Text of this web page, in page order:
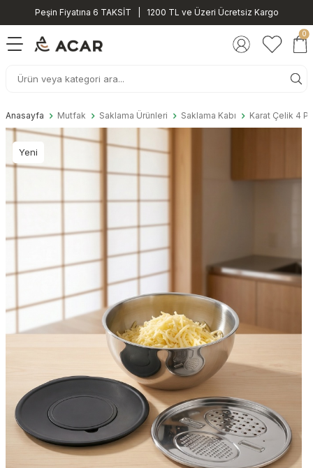
Peşin Fiyatına 6 TAKSİT | 1200 TL ve Üzeri Ücretsiz Kargo
0
Anasayfa Mutfak Saklama Ürünleri Saklama Kabı Karat Çelik 4
Yeni